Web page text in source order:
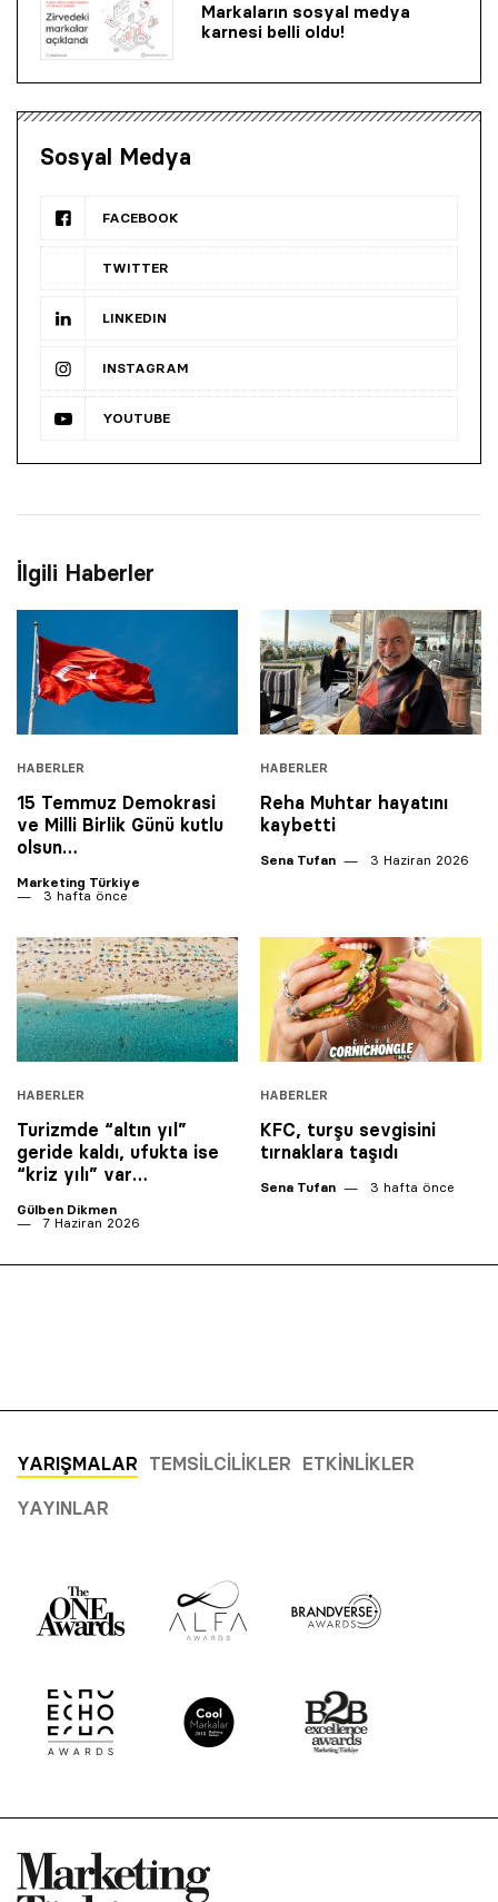
Markaların sosyal medya
karnesi belli oldu!
Sosyal Medya
FACEBOOK
TWITTER
LINKEDIN
INSTAGRAM
YOUTUBE
İlgili Haberler
HABERLER
15 Temmuz Demokrasi
ve Milli Birlik Günü kutlu
olsun…
Marketing Türkiye
3 hafta önce
HABERLER
Reha Muhtar hayatını
kaybetti
Sena Tufan 3 Haziran 2026
HABERLER
Turizmde “altın yıl”
geride kaldı, ufukta ise
“kriz yılı” var…
Gülben Dikmen
7 Haziran 2026
HABERLER
KFC, turşu sevgisini
tırnaklara taşıdı
Sena Tufan 3 hafta önce
YARIŞMALAR TEMSILCILIKLER ETKINLIKLER
YAYINLAR
© 2001 Rota Yayın Yapım Tanıtım Tic. Ltd. Şti. Bu Sitede Bulunan
Yazı Ve Çizimlerin Her Hakkı Saklıdır.